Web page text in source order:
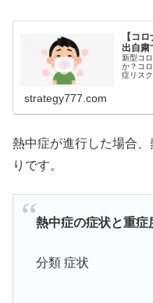
【コ
出自粛
新型コ
か？コ
症リス
strategy777.com
熱中症が進行した場合
りです。
熱中症の症状と重症
分類 症状